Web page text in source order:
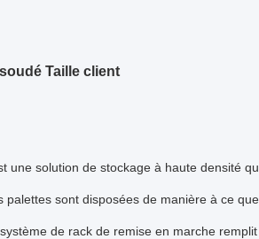
Taille client
une solution de stockage à haute densité
palettes sont disposées de manière à ce
de rack de remise en marche